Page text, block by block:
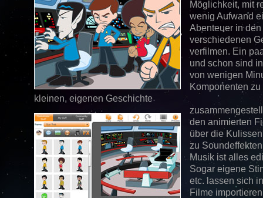
Möglichkeit, mit
wenig Aufwand
Abenteuer in den
verschiedenen
verfilmen. Ein
und schon sind
von wenigen
Komponenten zu
kleinen, eigenen Geschichte
den animierten
über die
zu
Musik ist alles
Sogar eigene
etc. lassen sich
Filme